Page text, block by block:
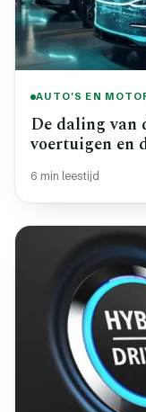
AUTO'S EN
De daling van
voertuigen en
6 min leestijd